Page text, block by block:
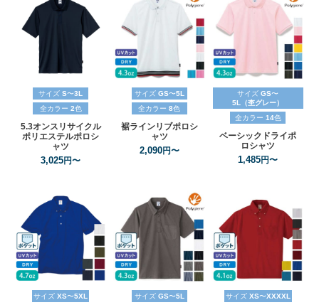
サイズ S〜3L
全カラー 2色
5.3オンスリサイクル
ポリエステルポロシ
ャツ
3,025円〜
サイズ GS〜5L
全カラー 8色
裾ラインリブポロシ
ャツ
2,090円〜
サイズ GS〜
5L（杢グレー）
全カラー 14色
ベーシックドライポ
ロシャツ
1,485円〜
サイズ XS〜5XL
サイズ GS〜5L
サイズ XS〜XXXXL